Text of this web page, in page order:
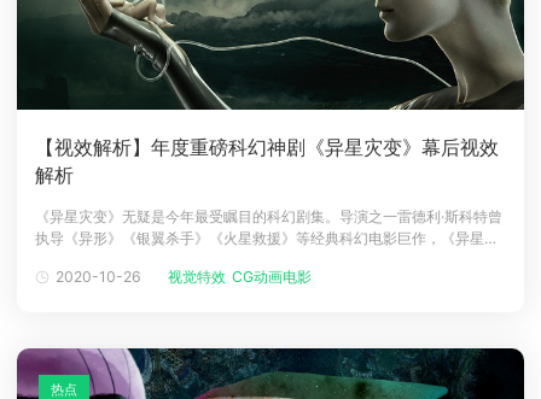
【视效解析】年度重磅科幻神剧《异星灾变》幕后视效
解析
《异星灾变》无疑是今年最受瞩目的科幻剧集。导演之一雷德利·斯科特曾
执导《异形》《银翼杀手》《火星救援》等经典科幻电影巨作，《异星灾
讲述两个机器人授命在一个神秘星球抚育人类后代，期间发生了很多极富
2020-10-26 视觉特效 CG动画电影
热点